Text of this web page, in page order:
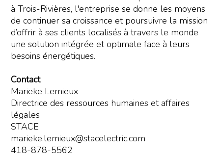
à Trois-Rivières, l'entreprise se donne les moyens
de continuer sa croissance et poursuivre la mission
d’offrir à ses clients localisés à travers le monde
une solution intégrée et optimale face à leurs
besoins énergétiques.
Contact
Marieke Lemieux
Directrice des ressources humaines et affaires
légales
STACE
marieke.lemieux@stacelectric.com
418-878-5562